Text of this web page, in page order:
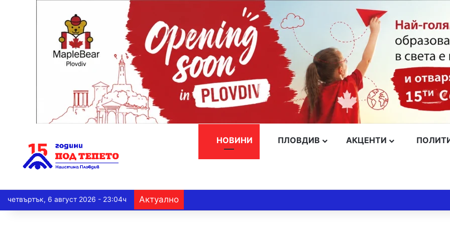
НОВИНИ ПЛОВДИВ АКЦЕНТИ
четвъртък, 6 август 2026 - 23:04ч Актуално